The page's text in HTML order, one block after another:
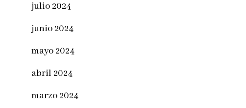
julio 2024
junio 2024
mayo 2024
abril 2024
marzo 2024